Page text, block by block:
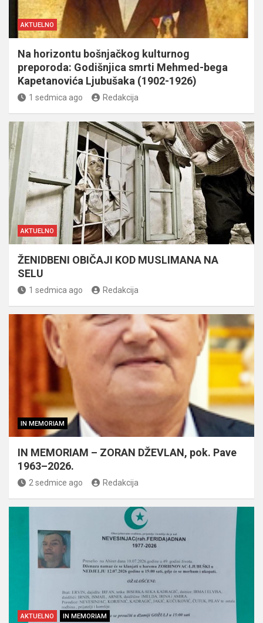
AKTUELNO
Na horizontu bošnjačkog kulturnog
preporoda: Godišnjica smrti Mehmed-bega
Kapetanovića Ljubušaka (1902-1926)
1 sedmica ago Redakcija
AKTUELNO
ŽENIDBENI OBIČAJI KOD MUSLIMANA NA
SELU
1 sedmica ago Redakcija
IN MEMORIAM
IN MEMORIAM – ZORAN DŽEVLAN, pok. Pave
1963–2026.
2 sedmice ago Redakcija
AKTUELNO IN MEMORIAM